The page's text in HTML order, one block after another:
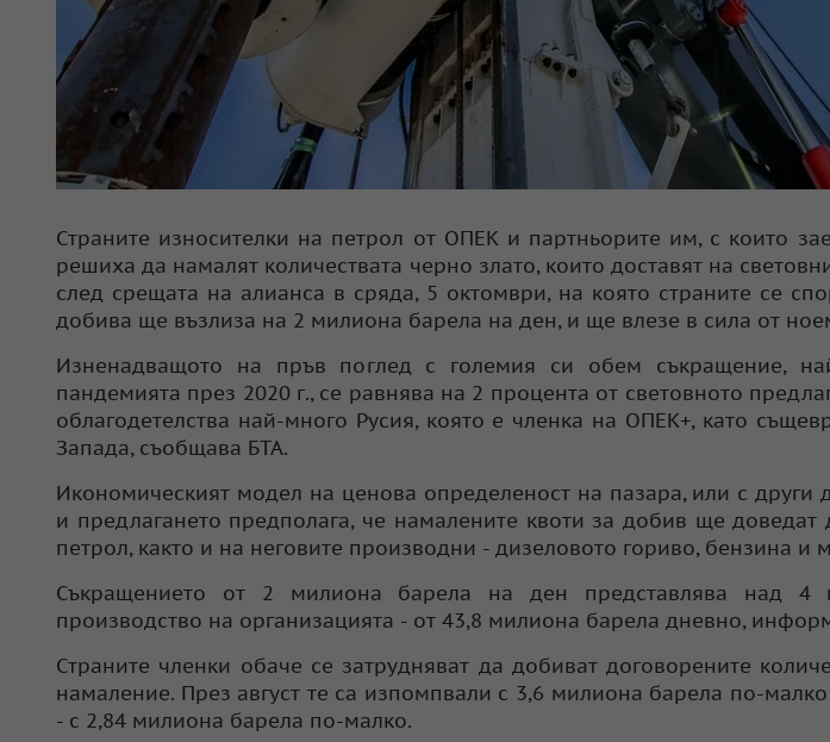
Страните износителки на петрол от ОПЕК и партньорите им, с които
решиха да намалят количествата черно злато, които доставят на
след срещата на алианса в сряда, 5 октомври, на която страните се
добива ще възлиза на 2 милиона барела на ден, и ще влезе в сила от
Изненадващото на пръв поглед с големия си обем съкращение,
пандемията през 2020 г., се равнява на 2 процента от световното
облагодетелства най-много Русия, която е членка на ОПЕК+, като
Запада, съобщава БТА.
Икономическият модел на ценова определеност на пазара, или с други
и предлагането предполага, че намалените квоти за добив ще
петрол, както и на неговите производни - дизеловото гориво, бензина и
Съкращението от 2 милиона барела на ден представлява над 4
производство на организацията - от 43,8 милиона барела дневно,
Страните членки обаче се затрудняват да добиват договорените
намаление. През август те са изпомпвали с 3,6 милиона барела по-
- с 2,84 милиона барела по-малко.